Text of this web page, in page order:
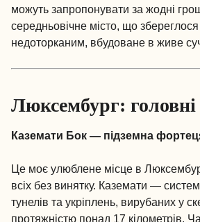
можуть запропонувати за жодні
середньовічне місто, що
недоторканим, вбудоване в живе
Люксембург:
Каземати Бок — підземна
Це моє улюблене місце в
всіх без винятку. Каземати —
тунелів та укріплень, вирубаних у
протяжністю понад 17 кілометрів.